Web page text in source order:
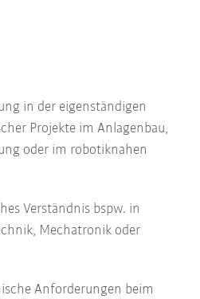
in der eigenständigen
Projekte im Anlagenbau,
oder im robotiknahen
Verständnis bspw. in
Mechatronik oder
Anforderungen beim